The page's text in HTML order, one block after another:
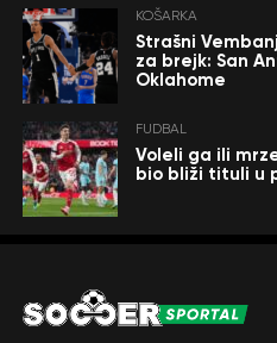
KOŠARKA
Strašni
za brejk: San
Oklahome
FUDBAL
Voleli ga ili
bio bliži tituli u